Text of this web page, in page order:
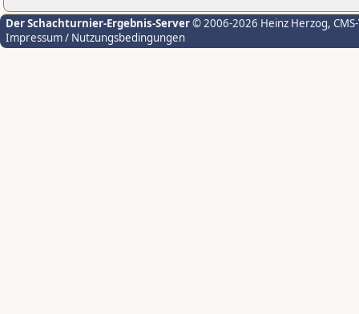
Der Schachturnier-Ergebnis-Server© 2006-2026 Heinz Herzog,
Impressum / Nutzungsbedingungen